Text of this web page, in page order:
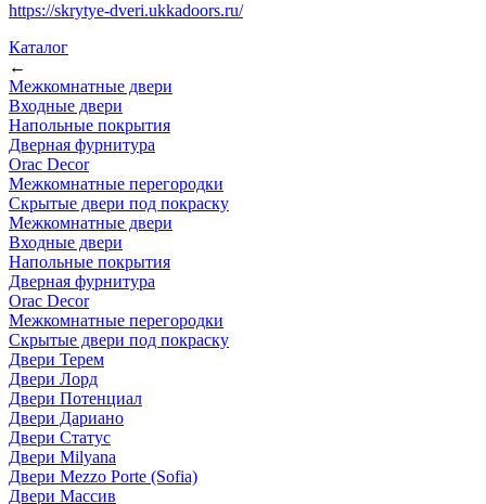
https://skrytye-dveri.ukkadoors.ru/
Каталог
←
Межкомнатные двери
Входные двери
Напольные покрытия
Дверная фурнитура
Orac Decor
Межкомнатные перегородки
Скрытые двери под покраскy
Межкомнатные двери
Входные двери
Напольные покрытия
Дверная фурнитура
Orac Decor
Межкомнатные перегородки
Скрытые двери под покраскy
Двери Терем
Двери Лорд
Двери Потенциал
Двери Дариано
Двери Статус
Двери Milyana
Двери Mezzo Porte (Sofia)
Двери Массив